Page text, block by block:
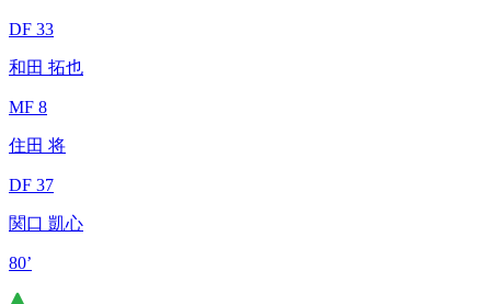
DF 33
和田 拓也
MF 8
住田 将
DF 37
関口 凱心
80’